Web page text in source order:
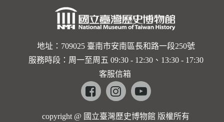
地址：709025 臺南市安南區長和路一段250號
服務時段：周一至周五 09:30 - 12:30、13:30 - 17:30
客服信箱
Facebookinstagramyoutube
copyright @ 國立臺灣歷史博物館 版權所有